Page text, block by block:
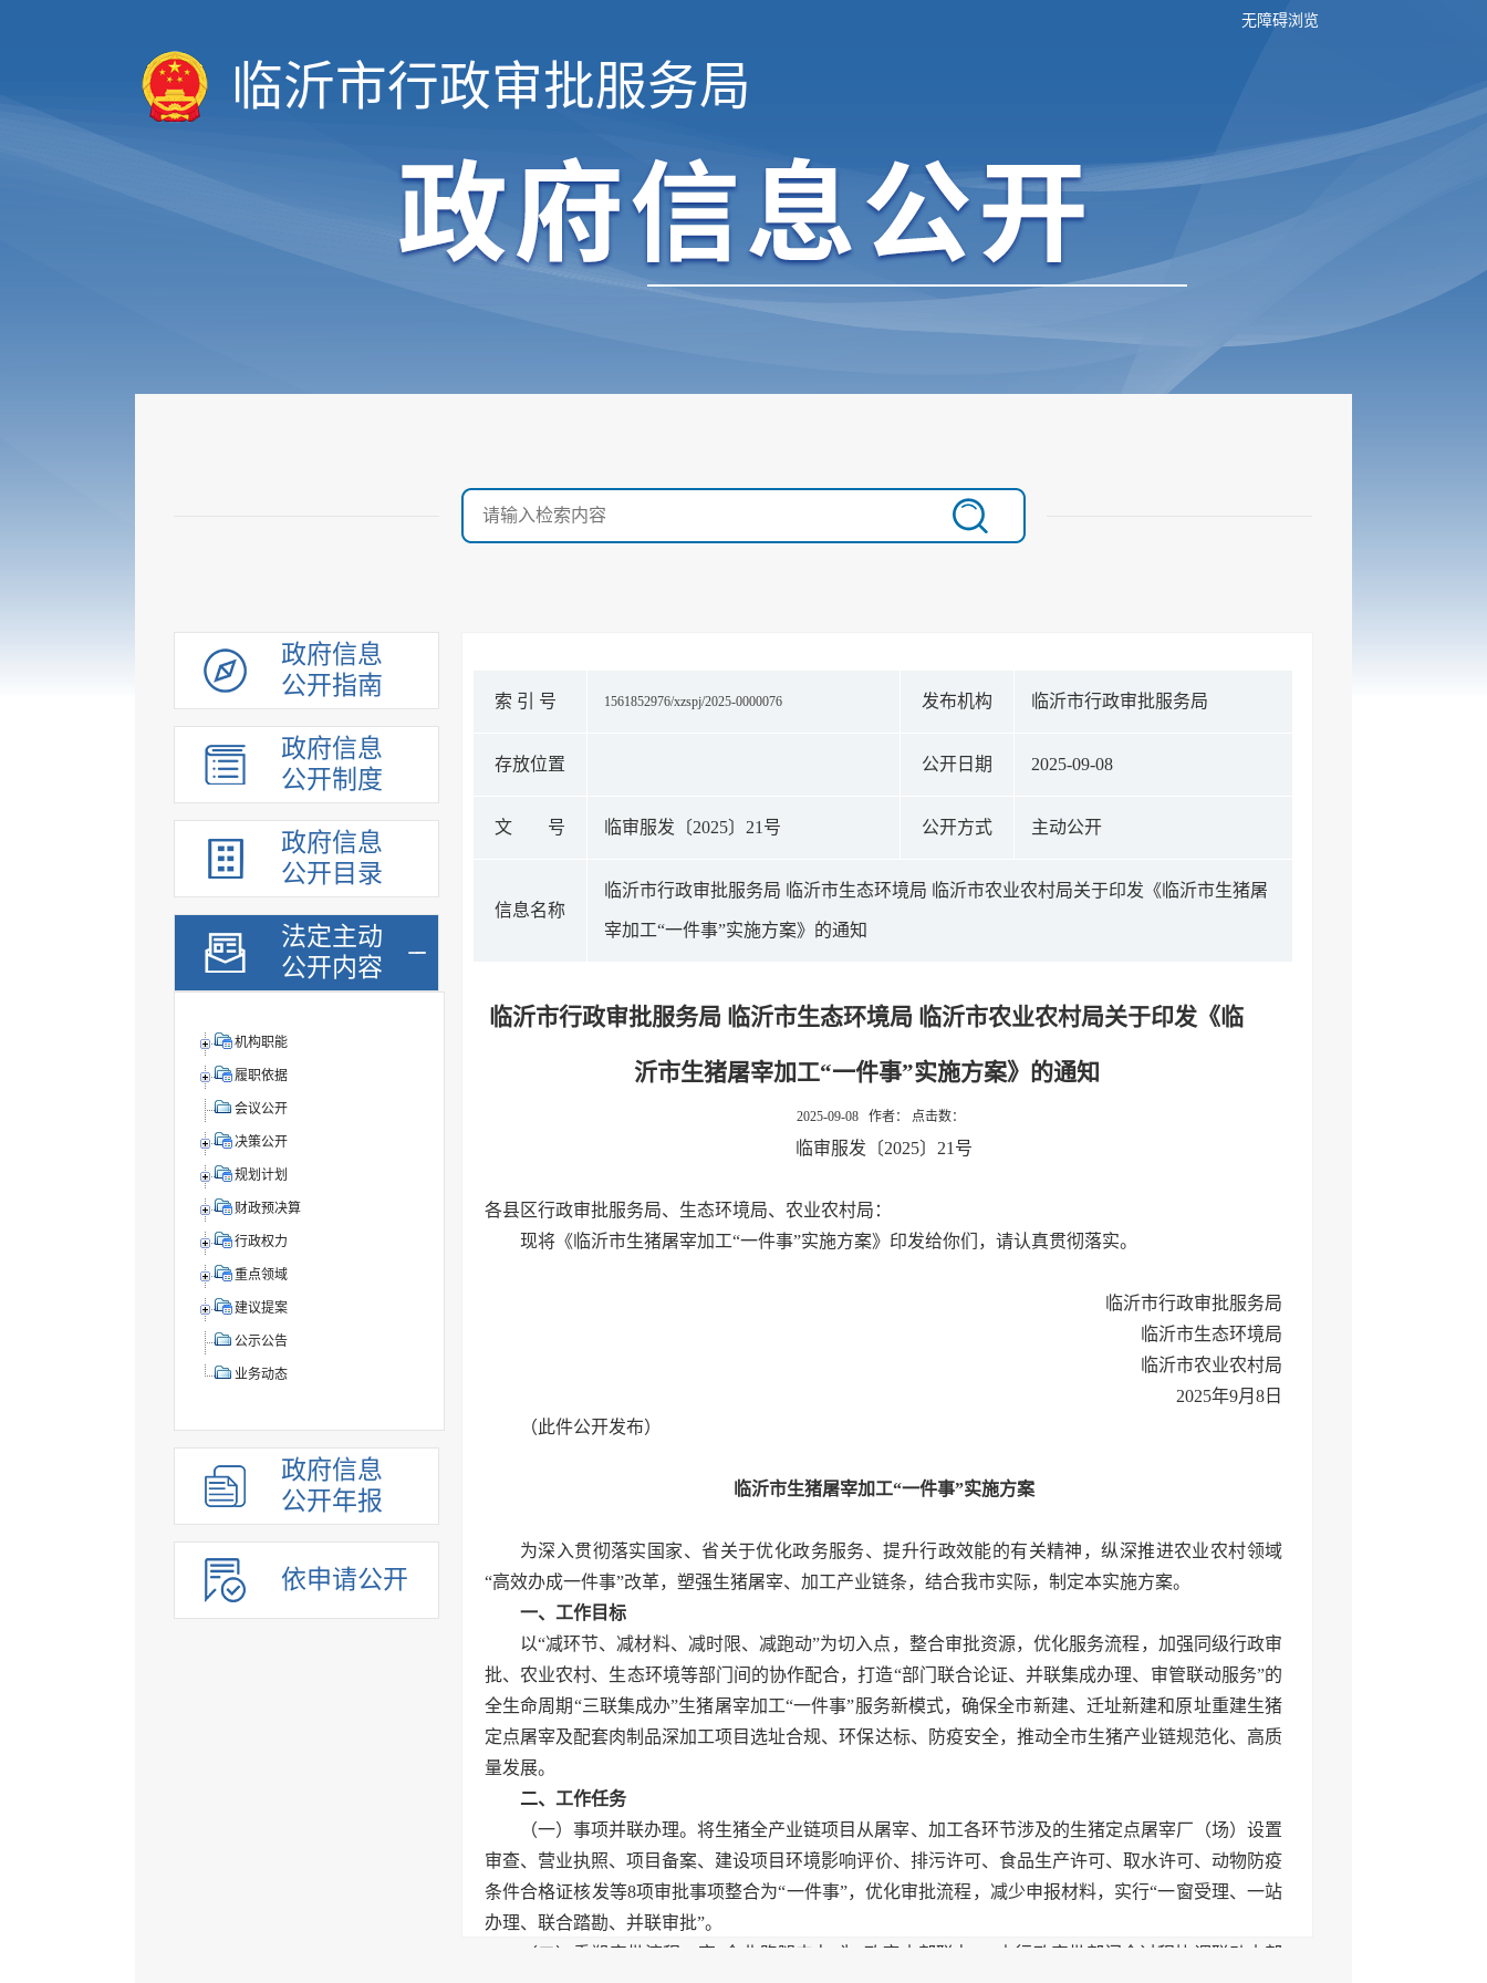
无障碍浏览
临沂市行政审批服务局
政府信息
公开指南
政府信息
公开制度
政府信息
公开目录
法定主动
公开内容
机构职能
履职依据
会议公开
决策公开
规划计划
财政预决算
行政权力
重点领域
建议提案
公示公告
业务动态
政府信息
公开年报
依申请公开
索 引 号 1561852976/xzspj/2025-0000076 发布机构 临沂市行政审批服务局
存放位置 公开日期 2025-09-08
文 号 临审服发〔2025〕21号 公开方式 主动公开
信息名称
临沂市行政审批服务局 临沂市生态环境局 临沂市农业农村局关于印发《临沂市生猪屠
宰加工“一件事”实施方案》的通知
临沂市行政审批服务局 临沂市生态环境局 临沂市农业农村局关于印发《临
沂市生猪屠宰加工“一件事”实施方案》的通知
2025-09-08 作者： 点击数：
临审服发〔2025〕21号
各县区行政审批服务局、生态环境局、农业农村局：
现将《临沂市生猪屠宰加工“一件事”实施方案》印发给你们，请认真贯彻落实。
临沂市行政审批服务局
临沂市生态环境局
临沂市农业农村局
2025年9月8日
（此件公开发布）
临沂市生猪屠宰加工“一件事”实施方案
为深入贯彻落实国家、省关于优化政务服务、提升行政效能的有关精神，纵深推进农业农村领域
“高效办成一件事”改革，塑强生猪屠宰、加工产业链条，结合我市实际，制定本实施方案。
一、工作目标
以“减环节、减材料、减时限、减跑动”为切入点，整合审批资源，优化服务流程，加强同级行政审
批、农业农村、生态环境等部门间的协作配合，打造“部门联合论证、并联集成办理、审管联动服务”的
全生命周期“三联集成办”生猪屠宰加工“一件事”服务新模式，确保全市新建、迁址新建和原址重建生猪
定点屠宰及配套肉制品深加工项目选址合规、环保达标、防疫安全，推动全市生猪产业链规范化、高质
量发展。
二、工作任务
（一）事项并联办理。将生猪全产业链项目从屠宰、加工各环节涉及的生猪定点屠宰厂（场）设置
审查、营业执照、项目备案、建设项目环境影响评价、排污许可、食品生产许可、取水许可、动物防疫
条件合格证核发等8项审批事项整合为“一件事”，优化审批流程，减少申报材料，实行“一窗受理、一站
办理、联合踏勘、并联审批”。
（二）重塑审批流程。变“企业跑腿申办”为“政府内部联办”，由行政审批部门全过程协调联动内部